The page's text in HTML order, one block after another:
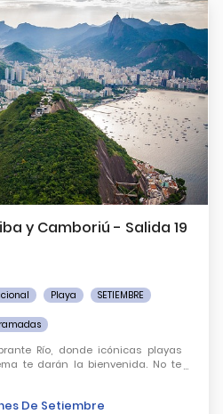
y Camboriú - Salida 19
Playa SETIEMBRE
Río, donde icónicas playas
te darán la bienvenida. No te
De Setiembre